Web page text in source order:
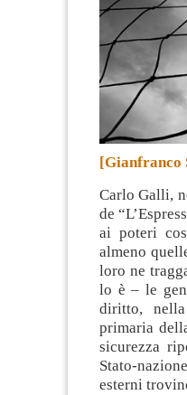
[Gianfranco
Carlo Galli,
de
ai poteri
almeno
loro ne
lo è – le
diritto, nella
primaria
sicurezza
Stato-
esterni